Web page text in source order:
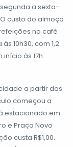
a sexta-
custo do almoço
no café
10h30, com 1,2
às 17h.
a partir das
começou a
estacionado em
e Praça Novo
custa R$1,00.